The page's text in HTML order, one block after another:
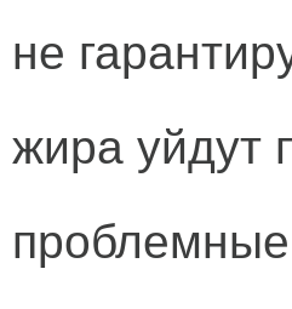
не
жира уйдут